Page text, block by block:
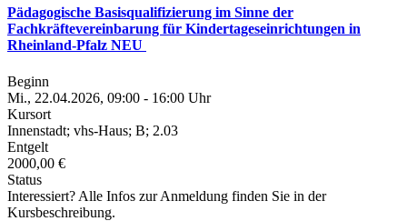
Pädagogische Basisqualifizierung im Sinne der
Fachkräftevereinbarung für Kindertageseinrichtungen in
Rheinland-Pfalz NEU
Beginn
Mi., 22.04.2026, 09:00 - 16:00 Uhr
Kursort
Innenstadt; vhs-Haus; B; 2.03
Entgelt
2000,00 €
Status
Interessiert? Alle Infos zur Anmeldung finden Sie in der
Kursbeschreibung.